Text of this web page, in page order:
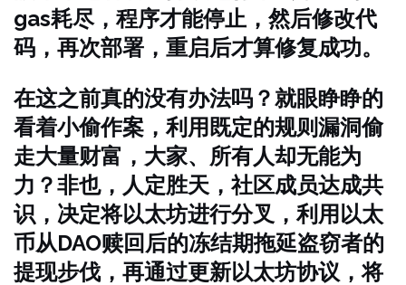
gas耗尽，程序才能停止，然后修改代
码，再次部署，重启后才算修复成功。
在这之前真的没有办法吗？就眼睁睁的
看着小偷作案，利用既定的规则漏洞偷
走大量财富，大家、所有人却无能为
力？非也，人定胜天，社区成员达成共
识，决定将以太坊进行分叉，利用以太
币从DAO赎回后的冻结期拖延盗窃者的
提现步伐，再通过更新以太坊协议，将